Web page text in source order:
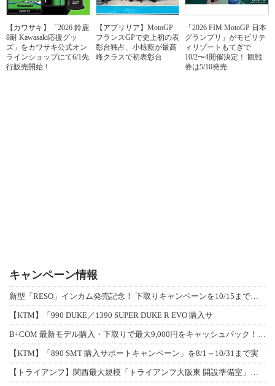
【カワサキ】「2026 鈴鹿
8耐 Kawasaki応援グッ
ズ」をカワサキ公式オン
ラインショップにて6/1先
行販売開始！
【アプリリア】MotoGP
フランスGPで史上初の表
彰台独占、小椋藍が最高
峰クラスで初表彰台
「2026 FIM MotoGP 日本
グランプリ」がモビリテ
ィリゾートもてぎで
10/2〜4開催決定！ 観戦
券は5/10発売
キャンペーン情報
新型「RESO」インカム発売記念！ 下取りキャンペーンを10/15まで延長して開
【KTM】「990 DUKE／1390 SUPER DUKE R EVO 購入サ
B+COM 最新モデル購入・下取りで最大9,000円をキャッシュバック！「B+F
【KTM】「890 SMT 購入サポートキャンペーン」を8/1～10/31まで実
【トライアンフ】関西最大規模「トライアンフ大阪東 開設準備室」がオープン！ 限定